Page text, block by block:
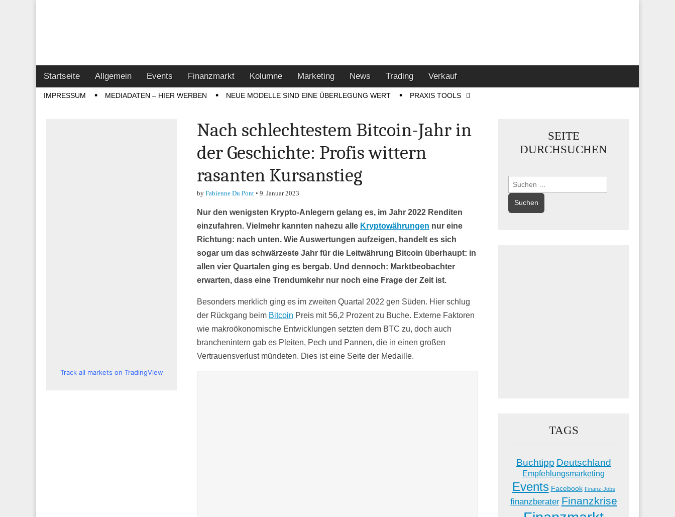
Main
menu
Skip
to
content
Startseite Allgemein Events Finanzmarkt Kolumne Marketing News Trading Verkauf
SubIMPRESSUM MEDIADATEN – HIER WERBEN NEUE MODELLE SIND EINE ÜBERLEGUNG WERT PRAXIS TOOLS
Nach schlechtestem Bitcoin-Jahr in
der Geschichte: Profis wittern
rasanten Kursanstieg
by Fabienne Du Pont • 9. Januar 2023
Nur den wenigsten Krypto-Anlegern gelang es, im Jahr 2022 Renditen
einzufahren. Vielmehr kannten nahezu alle Kryptowährungen nur eine
Richtung: nach unten. Wie Auswertungen aufzeigen, handelt es sich
sogar um das schwärzeste Jahr für die Leitwährung Bitcoin überhaupt: in
allen vier Quartalen ging es bergab. Und dennoch: Marktbeobachter
erwarten, dass eine Trendumkehr nur noch eine Frage der Zeit ist.
Besonders merklich ging es im zweiten Quartal 2022 gen Süden. Hier schlug
der Rückgang beim Bitcoin Preis mit 56,2 Prozent zu Buche. Externe Faktoren
wie makroökonomische Entwicklungen setzten dem BTC zu, doch auch
branchenintern gab es Pleiten, Pech und Pannen, die in einen großen
Vertrauensverlust mündeten. Dies ist eine Seite der Medaille.
Track all markets on TradingView
SEITE
DURCHSUCHEN
Suchen
nach:
TAGS
Buchtipp Deutschland
Empfehlungsmarketing
Events Facebook Finanz-Jobs
finanzberater Finanzkrise